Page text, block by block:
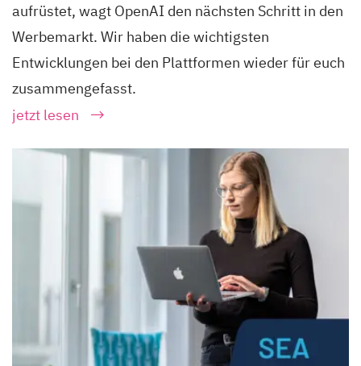
aufrüstet, wagt OpenAI den nächsten Schritt in den
Werbemarkt. Wir haben die wichtigsten
Entwicklungen bei den Plattformen wieder für euch
zusammengefasst.
jetzt lesen